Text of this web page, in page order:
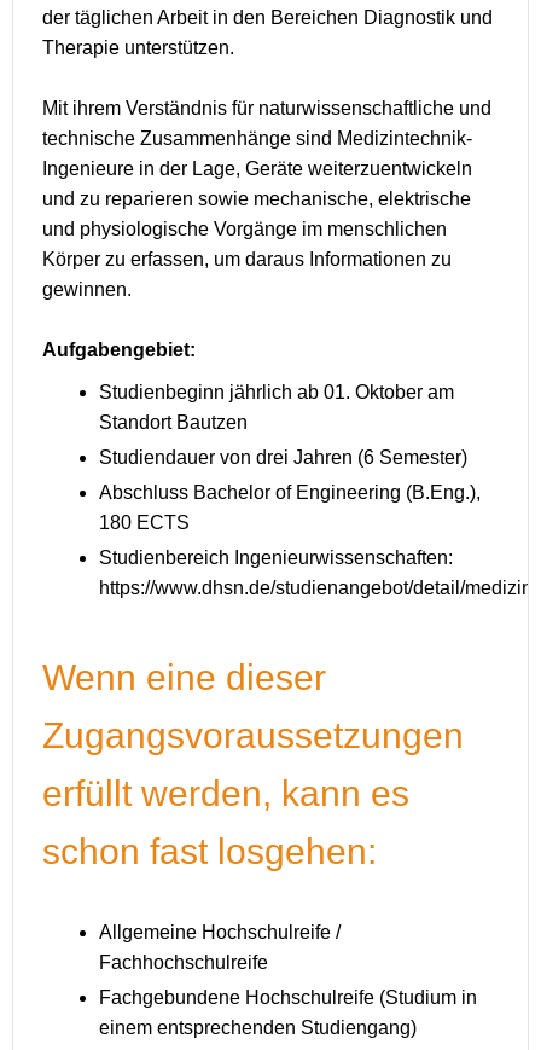
der täglichen Arbeit in den Bereichen Diagnostik und
Therapie unterstützen.
Mit ihrem Verständnis für naturwissenschaftliche und
technische Zusammenhänge sind Medizintechnik-
Ingenieure in der Lage, Geräte weiterzuentwickeln
und zu reparieren sowie mechanische, elektrische
und physiologische Vorgänge im menschlichen
Körper zu erfassen, um daraus Informationen zu
gewinnen.
Aufgabengebiet:
Studienbeginn jährlich ab 01. Oktober am
Standort Bautzen
Studiendauer von drei Jahren (6 Semester)
Abschluss Bachelor of Engineering (B.Eng.),
180 ECTS
Studienbereich Ingenieurwissenschaften:
https://www.dhsn.de/studienangebot/detail/
Wenn eine dieser
Zugangsvoraussetzungen
erfüllt werden, kann es
schon fast losgehen:
Allgemeine Hochschulreife /
Fachhochschulreife
Fachgebundene Hochschulreife (Studium in
einem entsprechenden Studiengang)